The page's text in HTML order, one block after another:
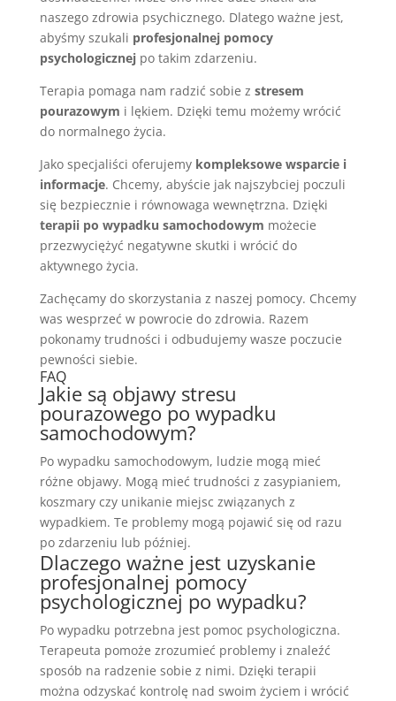
naszego zdrowia psychicznego. Dlatego ważne jest,
abyśmy szukali profesjonalnej pomocy
psychologicznejpo takim zdarzeniu.
Terapia pomaga nam radzić sobie z stresem
pourazowym i lękiem. Dzięki temu możemy wrócić
do normalnego życia.
Jako specjaliści oferujemy kompleksowe wsparcie i
informacje. Chcemy, abyście jak najszybciej poczuli
się bezpiecznie i równowaga wewnętrzna. Dzięki
terapii po wypadku samochodowym możecie
przezwyciężyć negatywne skutki i wrócić do
aktywnego życia.
Zachęcamy do skorzystania z naszej pomocy. Chcemy
was wesprzeć w powrocie do zdrowia. Razem
pokonamy trudności i odbudujemy wasze poczucie
pewności siebie.
FAQ
Jakie są objawy stresu
pourazowego po wypadku
samochodowym?
Po wypadku samochodowym, ludzie mogą mieć
różne objawy. Mogą mieć trudności z zasypianiem,
koszmary czy unikanie miejsc związanych z
wypadkiem. Te problemy mogą pojawić się od razu
po zdarzeniu lub później.
Dlaczego ważne jest uzyskanie
profesjonalnej pomocy
psychologicznej po wypadku?
Po wypadku potrzebna jest pomoc psychologiczna.
Terapeuta pomoże zrozumieć problemy i znaleźć
sposób na radzenie sobie z nimi. Dzięki terapii
można odzyskać kontrolę nad swoim życiem i wrócić